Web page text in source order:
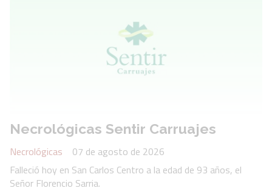
Necrológicas Sentir Carruajes
Necrológicas
07 de agosto de 2026
Falleció hoy en San Carlos Centro a la edad de 93 años, el
Señor Florencio Sarria.